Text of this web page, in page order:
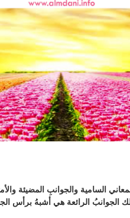
السامية والجوانبِ المضيئة
الجوانبُ الرائعة هي أشبهُ برأس